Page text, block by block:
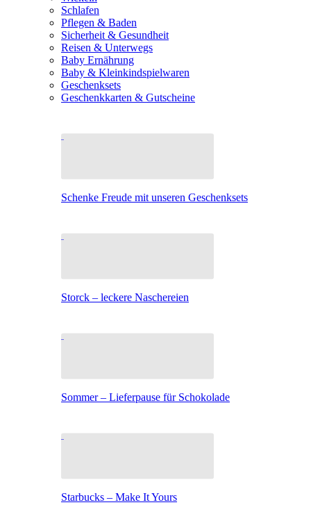
Schlafen
Pflegen & Baden
Sicherheit & Gesundheit
Reisen & Unterwegs
Baby Ernährung
Baby & Kleinkindspielwaren
Geschenksets
Geschenkkarten & Gutscheine
Schenke Freude mit unseren Geschenksets
Storck – leckere Naschereien
Sommer – Lieferpause für Schokolade
Starbucks – Make It Yours